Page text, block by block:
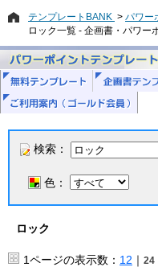
テンプレートBANK
パワー
ロック一覧 - 企画書・パワー
検索：
色：
ロック
1ページの表示数： 12 ｜ 24